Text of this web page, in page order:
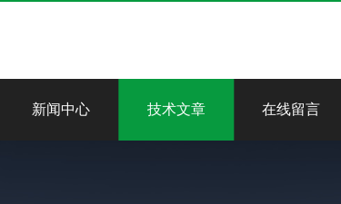
新闻中心 技术文章 在线留言